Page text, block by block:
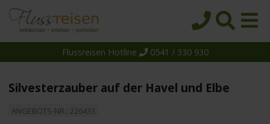
Flussreisen Hotline 0541 / 330 930
Silvesterzauber auf der Havel und Elbe
ANGEBOTS-NR.: 226433